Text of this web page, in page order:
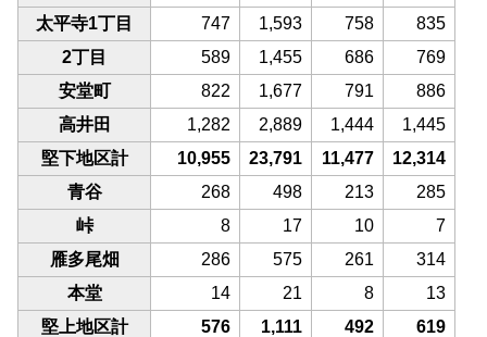
太平寺1丁目
747 1,593 758
835
2丁目
589 1,455 686
769
安堂町
822 1,677 791
886
高井田
1,282 2,889 1,444
1,445
堅下地区計
10,955 23,791 11,477
12,314
青谷
268 498 213
285
峠
8 17 10
7
雁多尾畑
286 575 261
314
本堂
14 21 8
13
堅上地区計
576 1,111 492
619